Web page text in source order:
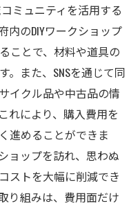
ミュニティを活用する
内のDIYワークショップ
ことで、材料や道具の
。また、SNSを通じて同
イクル品や中古品の情
れにより、購入費用を
進めることができま
ョップを訪れ、思わぬ
ストを大幅に削減でき
り組みは、費用面だけ